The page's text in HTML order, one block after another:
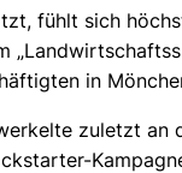
fühlt sich
in
zuletzt an